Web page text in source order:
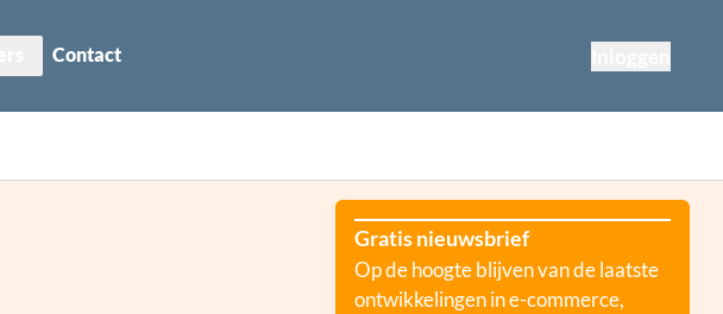
Contact
Gratis nieuwsbrief
Op de hoogte blijven van de laatste
ontwikkelingen in e-commerce,